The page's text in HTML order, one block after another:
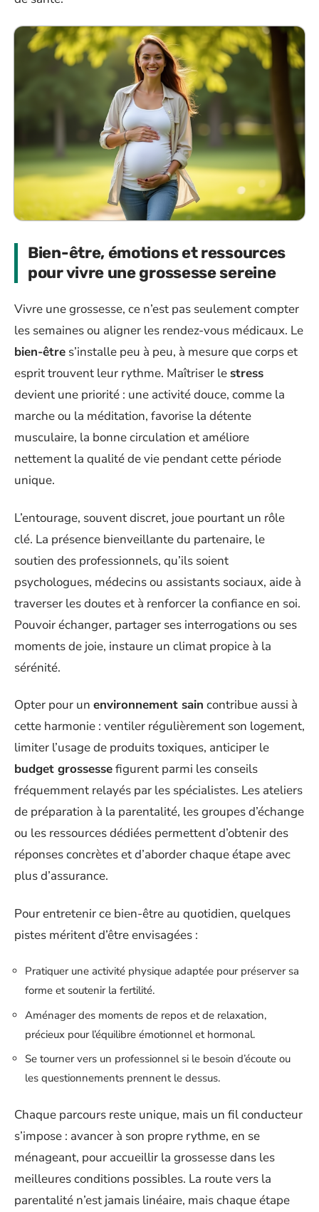
Bien-être, émotions et ressources
pour vivre une grossesse sereine
Vivre une grossesse, ce n’est pas seulement compter
les semaines ou aligner les rendez-vous médicaux. Le
bien-être s’installe peu à peu, à mesure que corps et
esprit trouvent leur rythme. Maîtriser le stress
devient une priorité : une activité douce, comme la
marche ou la méditation, favorise la détente
musculaire, la bonne circulation et améliore
nettement la qualité de vie pendant cette période
unique.
L’entourage, souvent discret, joue pourtant un rôle
clé. La présence bienveillante du partenaire, le
soutien des professionnels, qu’ils soient
psychologues, médecins ou assistants sociaux, aide à
traverser les doutes et à renforcer la confiance en soi.
Pouvoir échanger, partager ses interrogations ou ses
moments de joie, instaure un climat propice à la
sérénité.
Opter pour un environnement sain contribue aussi à
cette harmonie : ventiler régulièrement son logement,
limiter l’usage de produits toxiques, anticiper le
budget grossessefigurent parmi les conseils
fréquemment relayés par les spécialistes. Les ateliers
de préparation à la parentalité, les groupes d’échange
ou les ressources dédiées permettent d’obtenir des
réponses concrètes et d’aborder chaque étape avec
plus d’assurance.
Pour entretenir ce bien-être au quotidien, quelques
pistes méritent d’être envisagées :
Pratiquer une activité physique adaptée pour préserver sa
forme et soutenir la fertilité.
Aménager des moments de repos et de relaxation,
précieux pour l’équilibre émotionnel et hormonal.
Se tourner vers un professionnel si le besoin d’écoute ou
les questionnements prennent le dessus.
Chaque parcours reste unique, mais un fil conducteur
s’impose : avancer à son propre rythme, en se
ménageant, pour accueillir la grossesse dans les
meilleures conditions possibles. La route vers la
parentalité n’est jamais linéaire, mais chaque étape